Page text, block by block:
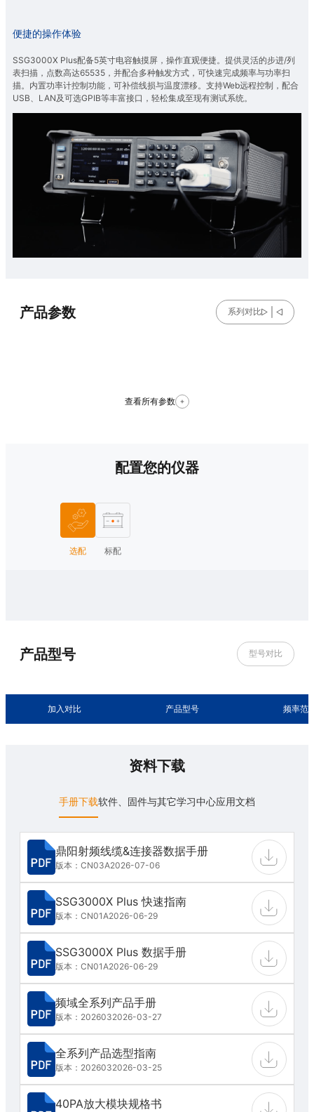
便捷的操作体验
SSG3000X Plus配备5英寸电容触摸屏，操作直观便捷。提供灵活的步进/列
表扫描，点数高达65535，并配合多种触发方式，可快速完成频率与功率扫
描。内置功率计控制功能，可补偿线损与温度漂移。支持Web远程控制，配合
USB、LAN及可选GPIB等丰富接口，轻松集成至现有测试系统。
产品参数 系列对比
查看所有参数
配置您的仪器
选配 标配
产品型号 型号对比
加入对比 产品型号 频率范
资料下载
手册下载软件、固件与其它学习中心应用文档
鼎阳射频线缆&连接器数据手册
版本：CN03A2026-07-06
SSG3000X Plus 快速指南
版本：CN01A2026-06-29
SSG3000X Plus 数据手册
版本：CN01A2026-06-29
频域全系列产品手册
版本：2026032026-03-27
全系列产品选型指南
版本：2026032026-03-25
40PA放大模块规格书